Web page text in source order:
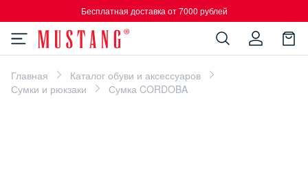
Бесплатная доставка от 7000 рублей
Главная
Каталог обуви и аксессуаров
Сумки и рюкзаки
Сумка CORDOBA